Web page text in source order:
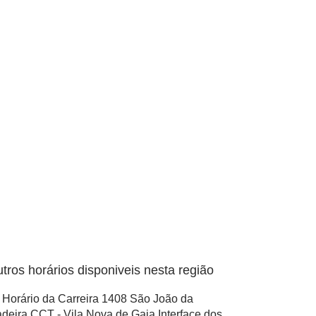
horários disponiveis nesta região
Horário da Carreira 1408 São João da